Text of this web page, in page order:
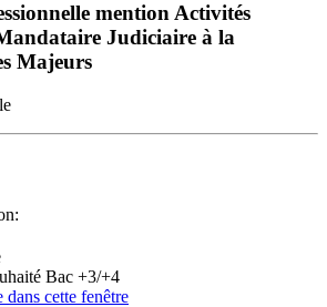
mention Activités
Judiciaire à la
Majeurs
Bac +3/+4
dans cette fenêtre